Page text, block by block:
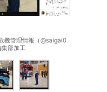
機管理情報（@saigai0
集部加工